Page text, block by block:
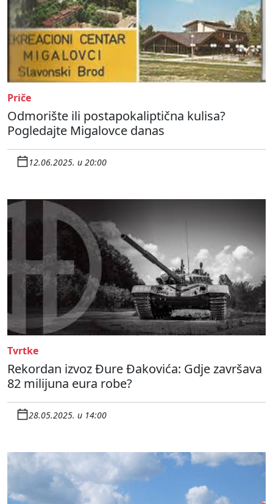
Priče
Odmorište ili postapokaliptična kulisa?
Pogledajte Migalovce danas
12.06.2025. u 20:00
Tvrtke
Rekordan izvoz Đure Đakovića: Gdje završava
82 milijuna eura robe?
28.05.2025. u 14:00